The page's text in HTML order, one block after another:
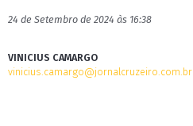
24 de Setembro de 2024 às 16:38
VINICIUS CAMARGO
vinicius.camargo@jornalcruzeiro.com.br